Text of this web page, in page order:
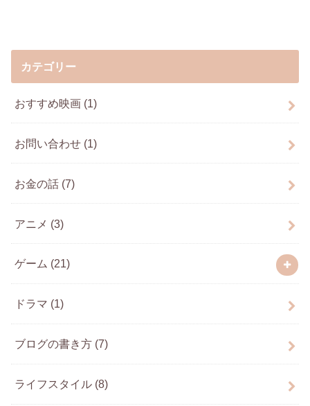
カテゴリー
おすすめ映画 (1)
お問い合わせ (1)
お金の話 (7)
アニメ (3)
ゲーム (21)
ドラマ (1)
ブログの書き方 (7)
ライフスタイル (8)